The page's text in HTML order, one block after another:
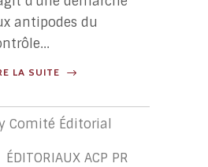
antipodes du
LA SUITE
Comité Éditorial
ÉDITORIAUX ACP PR